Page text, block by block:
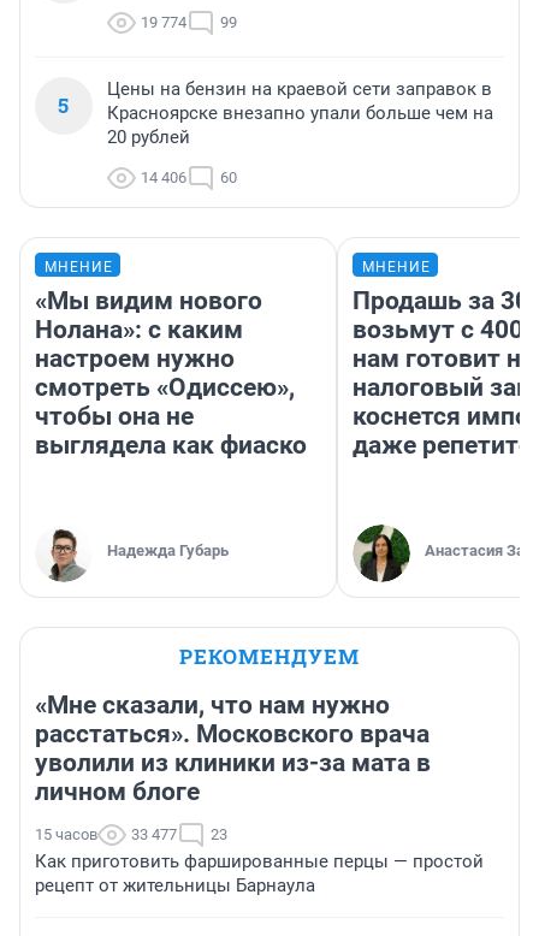
19 774 99
5
Цены на бензин на краевой сети заправок в
Красноярске внезапно упали больше чем на
20 рублей
14 406 60
МНЕНИЕ
«Мы видим нового
Нолана»: с каким
настроем нужно
смотреть «Одиссею»,
чтобы она не
выглядела как фиаско
Надежда Губарь
МНЕНИЕ
Продашь за
возьмут с
нам готовит
налоговый
коснется
даже
Анастасия
РЕКОМЕНДУЕМ
«Мне сказали, что нам нужно
расстаться». Московского врача
уволили из клиники из-за мата в
личном блоге
15 часов 33 477 23
Как приготовить фаршированные перцы — простой
рецепт от жительницы Барнаула